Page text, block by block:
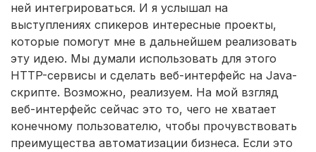
ней интегрироваться. И я услышал на
выступлениях спикеров интересные проекты,
которые помогут мне в дальнейшем реализовать
эту идею. Мы думали использовать для этого
HTTP-сервисы и сделать веб-интерфейс на Java-
скрипте. Возможно, реализуем. На мой взгляд
веб-интерфейс сейчас это то, чего не хватает
конечному пользователю, чтобы прочувствовать
преимущества автоматизации бизнеса. Если это